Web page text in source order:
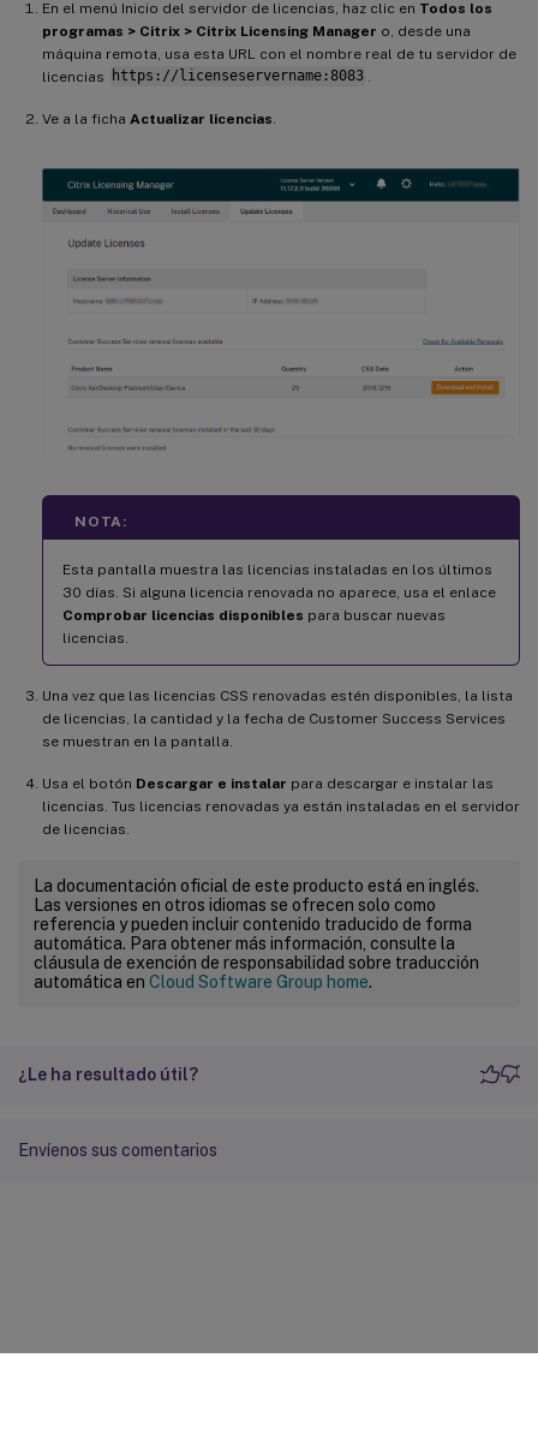
En el menú Inicio del servidor de licencias, haz clic en Todos los
programas > Citrix > Citrix Licensing Manager o, desde una
máquina remota, usa esta URL con el nombre real de tu servidor de
licencias
https://licenseservername:8083
Ve a la ficha Actualizar licencias
NOTA:
Esta pantalla muestra las licencias instaladas en los últimos
30 días. Si alguna licencia renovada no aparece, usa el enlace
Comprobar licencias disponibles para buscar nuevas
licencias.
Una vez que las licencias CSS renovadas estén disponibles, la lista
de licencias, la cantidad y la fecha de Customer Success Services
se muestran en la pantalla.
Usa el botón Descargar e instalar para descargar e instalar las
licencias. Tus licencias renovadas ya están instaladas en el servidor
de licencias.
La documentación oficial de este producto está en inglés.
Las versiones en otros idiomas se ofrecen solo como
referencia y pueden incluir contenido traducido de forma
automática. Para obtener más información, consulte la
cláusula de exención de responsabilidad sobre traducción
automática en Cloud Software Group home.
¿Le ha resultado útil?
Envíenos sus comentarios